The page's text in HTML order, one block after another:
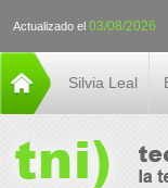
Actualizado el 03/08/2026
Silvia Leal